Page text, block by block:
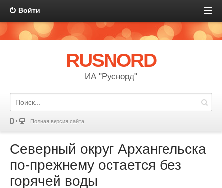
Войти
RUSNORD
ИА "Руснорд"
Полная версия сайта
Северный округ Архангельска
по-прежнему остается без
горячей воды